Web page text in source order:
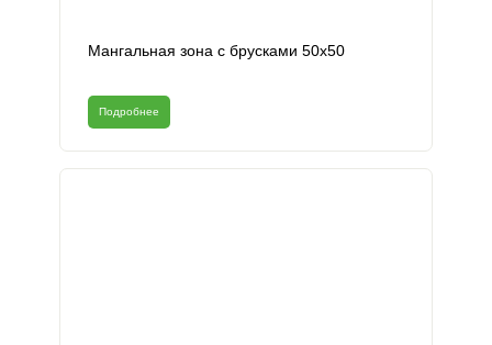
Мангальная зона с брусками 50х50
Подробнее